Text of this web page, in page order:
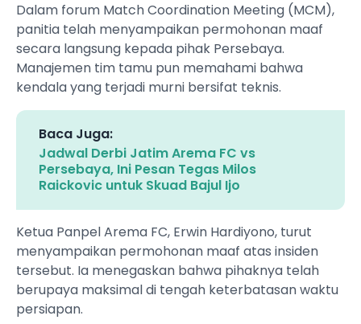
Dalam forum Match Coordination Meeting (MCM),
panitia telah menyampaikan permohonan maaf
secara langsung kepada pihak Persebaya.
Manajemen tim tamu pun memahami bahwa
kendala yang terjadi murni bersifat teknis.
Baca Juga:
Jadwal Derbi Jatim Arema FC vs
Persebaya, Ini Pesan Tegas Milos
Raickovic untuk Skuad Bajul Ijo
Ketua Panpel Arema FC, Erwin Hardiyono, turut
menyampaikan permohonan maaf atas insiden
tersebut. Ia menegaskan bahwa pihaknya telah
berupaya maksimal di tengah keterbatasan waktu
persiapan.